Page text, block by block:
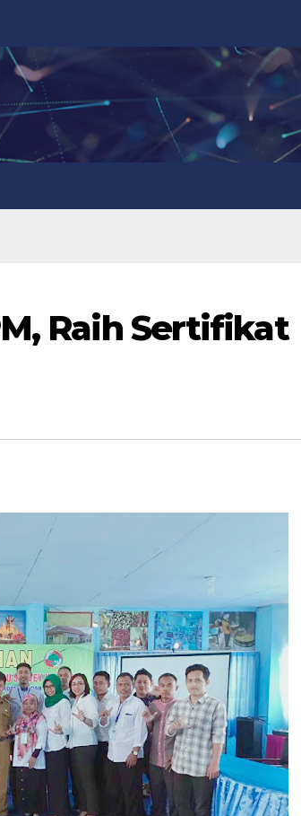
Raih Sertifikat